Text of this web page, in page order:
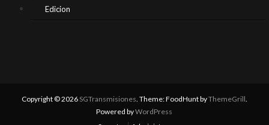
Edicion
Copyright © 2026 SGTransmisiones. Theme: FoodHunt byThemeGrill.
Powered byWordPress